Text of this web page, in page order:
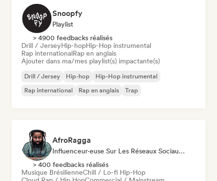
Snoopfy
Playlist
> 4900 feedbacks réalisés
Drill / JerseyHip-hopHip-Hop instrumental
Rap internationalRap en anglais
Ajouter dans ma/mes playlist(s) impactante(s)
Drill / Jersey Hip-hop
Hip-Hop instrumental
Rap international
Rap en anglais Trap
AfroRagga
Influenceur·euse Sur Les Réseaux Sociaux, Spécialiste Son
> 400 feedbacks réalisés
Musique BrésilienneChill / Lo-fi Hip-Hop